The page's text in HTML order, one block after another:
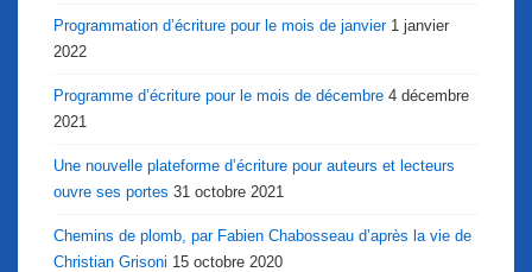
Programmation d’écriture pour le mois de janvier 1 janvier
2022
Programme d’écriture pour le mois de décembre 4 décembre
2021
Une nouvelle plateforme d’écriture pour auteurs et lecteurs
ouvre ses portes 31 octobre 2021
Chemins de plomb, par Fabien Chabosseau d’après la vie de
Christian Grisoni 15 octobre 2020